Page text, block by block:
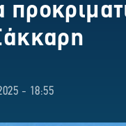
- 18:55